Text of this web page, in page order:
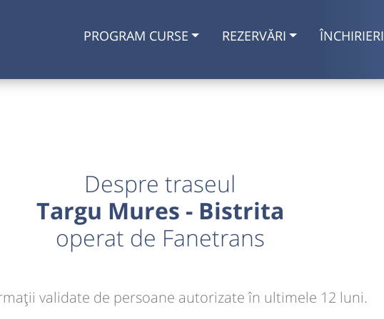
PROGRAM CURSE REZERVĂRI ÎNCHIRIERI
Despre traseul
Targu Mures - Bistrita
operat de Fanetrans
validate de persoane autorizate în ultimele 12 luni.